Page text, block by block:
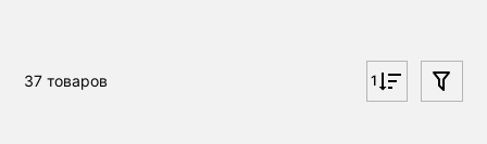
37 товаров 1